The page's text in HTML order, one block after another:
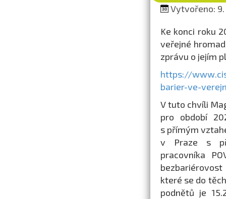
Vytvořeno: 9.
Ke konci roku
veřejné
zprávu o jejím
https://
barier-ve-
V tuto chvíli
pro období
s přímým
v Praze s
pracovníka
které se do
podnětů je